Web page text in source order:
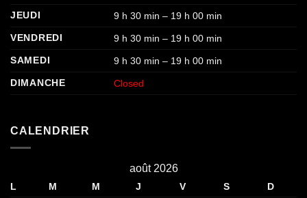
JEUDI
9 h 30 min – 19 h 00 min
VENDREDI
9 h 30 min – 19 h 00 min
SAMEDI
9 h 30 min – 19 h 00 min
DIMANCHE
Closed
CALENDRIER
août 2026
L M M J V S
D